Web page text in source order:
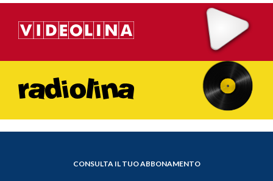
CONSULTA IL TUO ABBONAMENTO